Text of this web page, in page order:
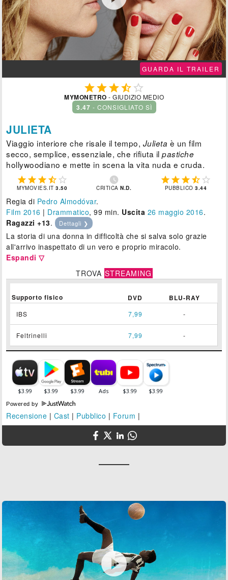
GUARDA IL TRAILER
 
MYMONETRO - GIUDIZIO MEDIO
3.47 - CONSIGLIATO SÌ
JULIETA
Viaggio interiore che risale il tempo, Julieta è un film
secco, semplice, essenziale, che rifiuta ilpastiche
hollywoodiano e mette in scena la vita nuda e cruda.
    
MYMOVIES.IT3.50

CRITICAN.D.
    
PUBBLICO3.44
Regia di Pedro Almodóvar.
Film 2016 | Drammatico, 99 min. Uscita 26 maggio 2016.
Ragazzi +13. Dettagli ❯
La storia di una donna in difficoltà che si salva solo grazie
all'arrivo inaspettato di un vero e proprio miracolo.
Espandi ▽
TROVA STREAMING
Supporto fisico DVD BLU-RAY
IBS 7,99 -
Feltrinelli 7,99 -
Powered by
Recensione | Cast | Pubblico | Forum |
